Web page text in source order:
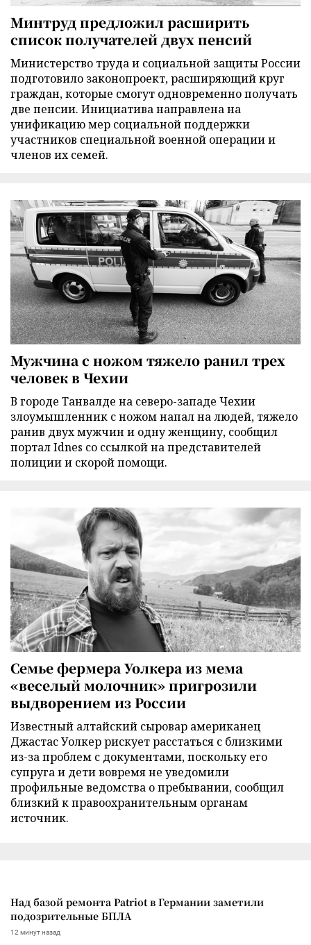
Минтруд предложил расширить
список получателей двух пенсий
Министерство труда и социальной защиты России
подготовило законопроект, расширяющий круг
граждан, которые смогут одновременно получать
две пенсии. Инициатива направлена на
унификацию мер социальной поддержки
участников специальной военной операции и
членов их семей.
Мужчина с ножом тяжело ранил трех
человек в Чехии
В городе Танвалде на северо-западе Чехии
злоумышленник с ножом напал на людей, тяжело
ранив двух мужчин и одну женщину, сообщил
портал Idnes со ссылкой на представителей
полиции и скорой помощи.
Семье фермера Уолкера из мема
«веселый молочник» пригрозили
выдворением из России
Известный алтайский сыровар американец
Джастас Уолкер рискует расстаться с близкими
из-за проблем с документами, поскольку его
супруга и дети вовремя не уведомили
профильные ведомства о пребывании, сообщил
близкий к правоохранительным органам
источник.
Над базой ремонта Patriot в Германии заметили
подозрительные БПЛА
12 минут назад